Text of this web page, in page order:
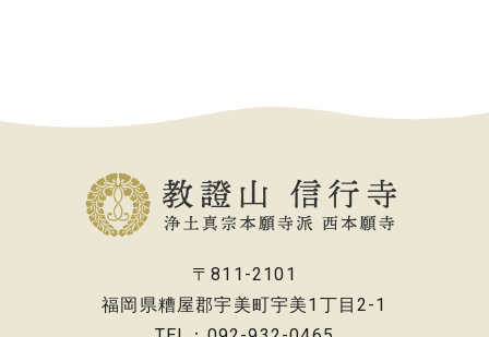
〒811-2101
福岡県糟屋郡宇美町宇美1丁目2-1